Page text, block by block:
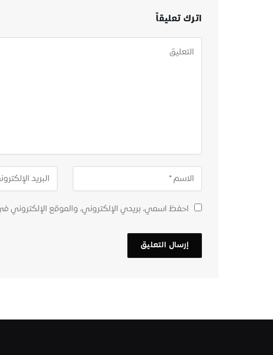
اترك تعليقاً
احفظ اسمي، بريدي الإلكتروني، والموقع الإلكتروني